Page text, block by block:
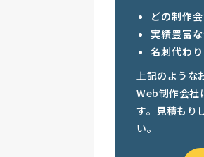
どの制作
実績豊富
名刺代わ
上記のような
Web制作会社
す。見積もり
い。